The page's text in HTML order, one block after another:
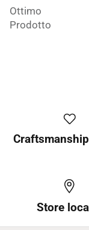
Ottimo
Prodotto
Store